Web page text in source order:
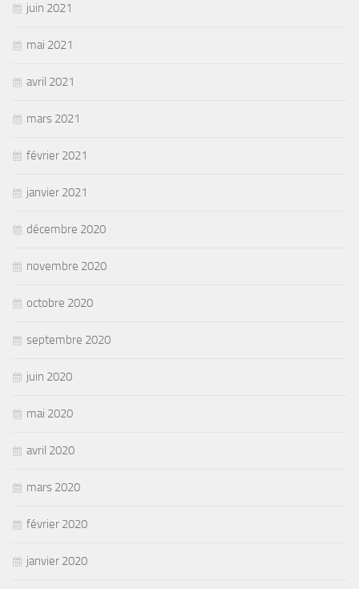
juin 2021
mai 2021
avril 2021
mars 2021
février 2021
janvier 2021
décembre 2020
novembre 2020
octobre 2020
septembre 2020
juin 2020
mai 2020
avril 2020
mars 2020
février 2020
janvier 2020